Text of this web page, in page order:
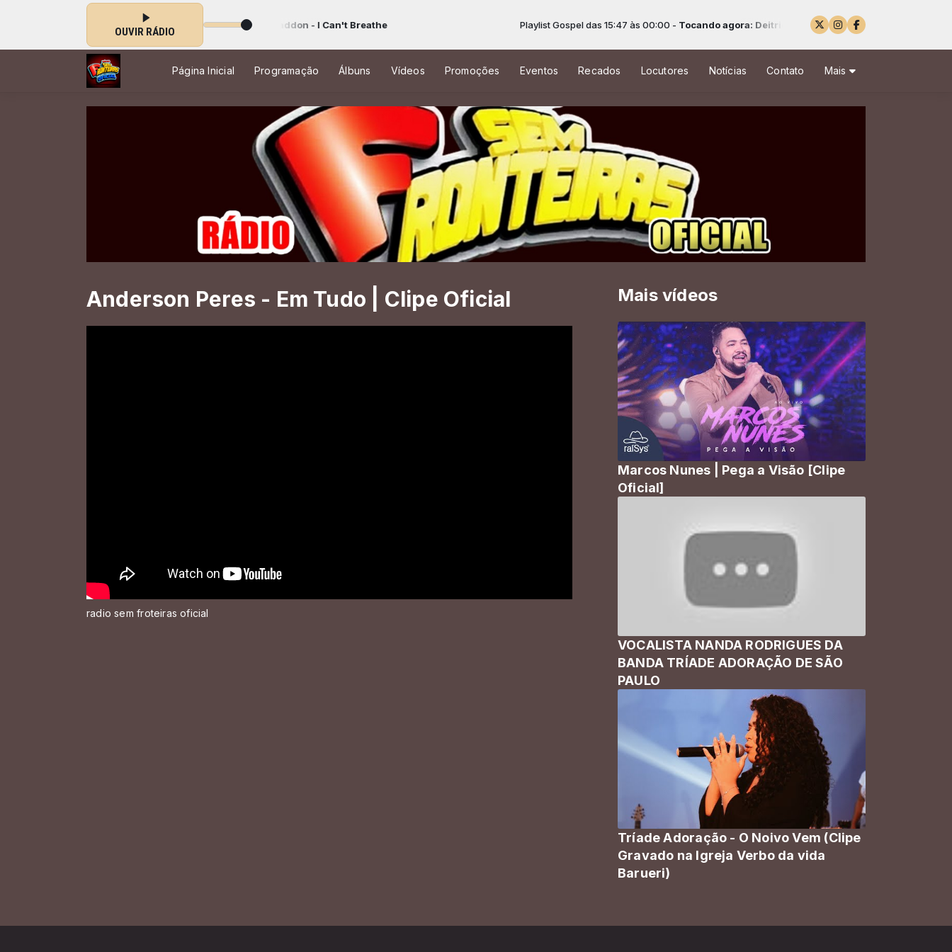
OUVIR RÁDIO
Tocando agora: Deitrick Haddon - I Can't Breathe Playlist Gospel das 15:47 às 00:00 -Tocando agora: Deitrick Haddon - I Can't Breathe
Página Inicial Programação Álbuns Vídeos Promoções Eventos Recados Locutores Notícias Contato Mais
Anderson Peres - Em Tudo | Clipe Oficial Mais vídeos
Marcos Nunes | Pega a Visão [Clipe
Oficial]
VOCALISTA NANDA RODRIGUES DA
BANDA TRÍADE ADORAÇÃO DE SÃO
PAULO
Tríade Adoração - O Noivo Vem (Clipe
Gravado na Igreja Verbo da vida
Barueri)
radio sem froteiras oficial